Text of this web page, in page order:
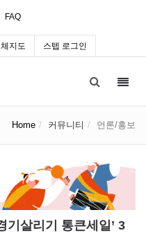
FAQ
지도 스텝 로그인
Home 커뮤니티 언론/홍보
기살리기 통큰세일’ 3